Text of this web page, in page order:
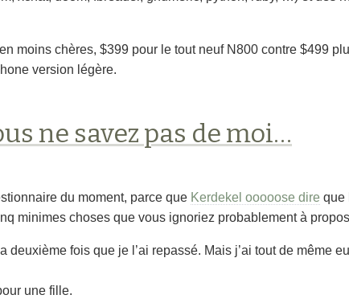
moins chères, $399 pour le tout neuf N800 contre $499
version légère.
ne savez pas de moi…
du moment, parce que Kerdekel ooooose dire que
minimes choses que vous ignoriez probablement à
deuxième fois que je l’ai repassé. Mais j’ai tout de même
une fille.